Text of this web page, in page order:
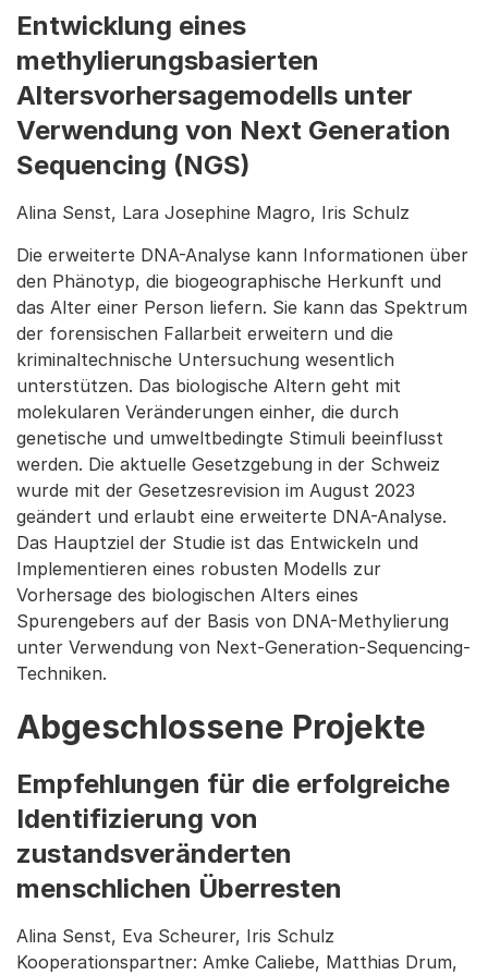
Entwicklung eines
methylierungsbasierten
Altersvorhersagemodells unter
Verwendung von Next Generation
Sequencing (NGS)
Alina Senst, Lara Josephine Magro, Iris Schulz
Die erweiterte DNA-Analyse kann Informationen über
den Phänotyp, die biogeographische Herkunft und
das Alter einer Person liefern. Sie kann das Spektrum
der forensischen Fallarbeit erweitern und die
kriminaltechnische Untersuchung wesentlich
unterstützen. Das biologische Altern geht mit
molekularen Veränderungen einher, die durch
genetische und umweltbedingte Stimuli beeinflusst
werden. Die aktuelle Gesetzgebung in der Schweiz
wurde mit der Gesetzesrevision im August 2023
geändert und erlaubt eine erweiterte DNA-Analyse.
Das Hauptziel der Studie ist das Entwickeln und
Implementieren eines robusten Modells zur
Vorhersage des biologischen Alters eines
Spurengebers auf der Basis von DNA-Methylierung
unter Verwendung von Next-Generation-Sequencing-
Techniken.
Abgeschlossene Projekte
Empfehlungen für die erfolgreiche
Identifizierung von
zustandsveränderten
menschlichen Überresten
Alina Senst, Eva Scheurer, Iris Schulz
Kooperationspartner: Amke Caliebe, Matthias Drum,